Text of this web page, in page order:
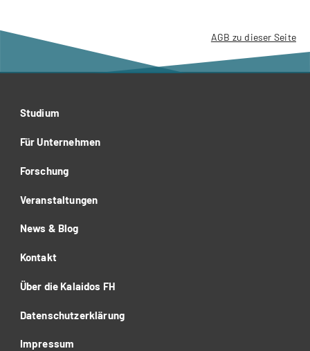
AGB zu dieser Seite
Studium
Für Unternehmen
Forschung
Veranstaltungen
News & Blog
Kontakt
Über die Kalaidos FH
Datenschutzerklärung
Impressum